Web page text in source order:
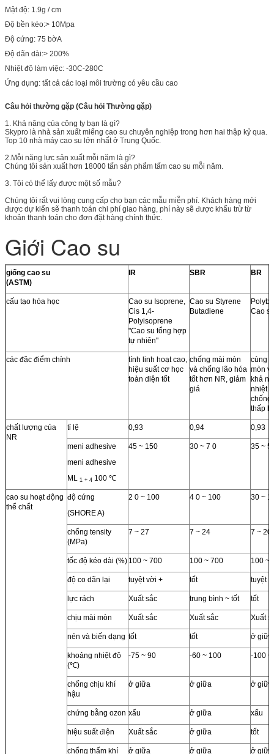
Mật độ: 1.9g / cm
Độ bền kéo:> 10Mpa
Độ cứng: 75 bờA
Độ dãn dài:> 200%
Nhiệt độ làm việc: -30C-280C
Ứng dụng: tất cả các loại môi trường có yêu cầu cao
Câu hỏi thường gặp (Câu hỏi Thường gặp)
1. Khả năng của công ty bạn là gì?
Skypro là nhà sản xuất miếng cao su chuyên nghiệp trong hơn hai thập kỷ qua.
Top 10 nhà máy cao su lớn nhất ở Trung Quốc.
2.Mỗi năng lực sản xuất mỗi năm là gì?
Chúng tôi sản xuất hơn 18000 tấn sản phẩm tấm cao su mỗi năm.
3. Tôi có thể lấy được một số mẫu?
Chúng tôi rất vui lòng cung cấp cho bạn các mẫu miễn phí. Khách hàng mới
được dự kiến ​​sẽ thanh toán chi phí giao hàng, phí này sẽ được khấu trừ từ
khoản thanh toán cho đơn đặt hàng chính thức.
Giới Cao su
giống cao su
(ASTM)
IR SBR BR
cấu tạo hóa học
Cao su Isoprene,
Cis 1,4-
Polyisoprene
"Cao su tổng hợp
tự nhiên"
Cao su Styrene
Butadiene
Cao su
các đặc điểm chính
tính linh hoạt cao,
hiệu suất cơ học
toàn diện tốt
chống mài mòn
và chống lão hóa
tốt hơn NR, giảm
giá
cùng
mòn
khả
nhiệt
chống
thấp
chất lượng của
NR
tỉ lệ 0,93 0,94 0,93
meni adhesive
meni adhesive
ML 1 + 4 100 ℃
45 ~ 150 30 ~ 7 0 35 ~
cao su hoạt động
thể chất
độ cứng
(SHORE A)
2 0 ~ 100 4 0 ~ 100 30 ~
chống tensity
(MPa)
7 ~ 27 7 ~ 24 7 ~ 20
tốc độ kéo dài (%) 100 ~ 700 100 ~ 700 100 ~
độ co dãn lại tuyệt vời + tốt tuyệt
lực rách Xuất sắc trung bình ~ tốt tốt
chịu mài mòn Xuất sắc Xuất sắc Xuất
nén và biến dạng tốt tốt ở giữa
khoảng nhiệt độ
(℃)
-75 ~ 90 -60 ~ 100 -100 ~
chống chịu khí
hậu
ở giữa ở giữa ở giữa
chứng bằng ozon xấu ở giữa xấu
hiệu suất điện Xuất sắc ở giữa tốt
chống thấm khí ở giữa ở giữa ở giữa